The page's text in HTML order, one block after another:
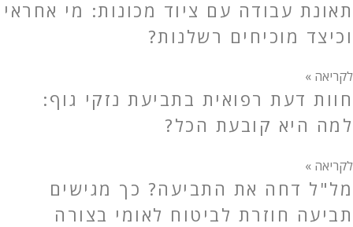
תאונת עבודה עם ציוד מכונות: מי אחראי
וכיצד מוכיחים רשלנות?
לקריאה »
חוות דעת רפואית בתביעת נזקי גוף:
למה היא קובעת הכל?
לקריאה »
מל"ל דחה את התביעה? כך מגישים
תביעה חוזרת לביטוח לאומי בצורה